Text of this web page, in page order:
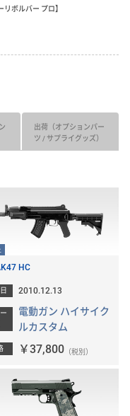
ボルバー プロ】
HC
2010.12.13
電動ガン ハイサイク
ルカスタム
￥37,800（税別）
出荷（オプションパー
ツ / サプライグッズ）